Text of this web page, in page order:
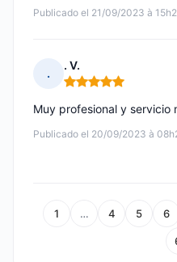
Publicado el 21/09/2023 à
.
. V.
Nota: 5 de 5
Publicado el 20/09/2023 à
Muy profesional y servicio
1 … 4 5 6